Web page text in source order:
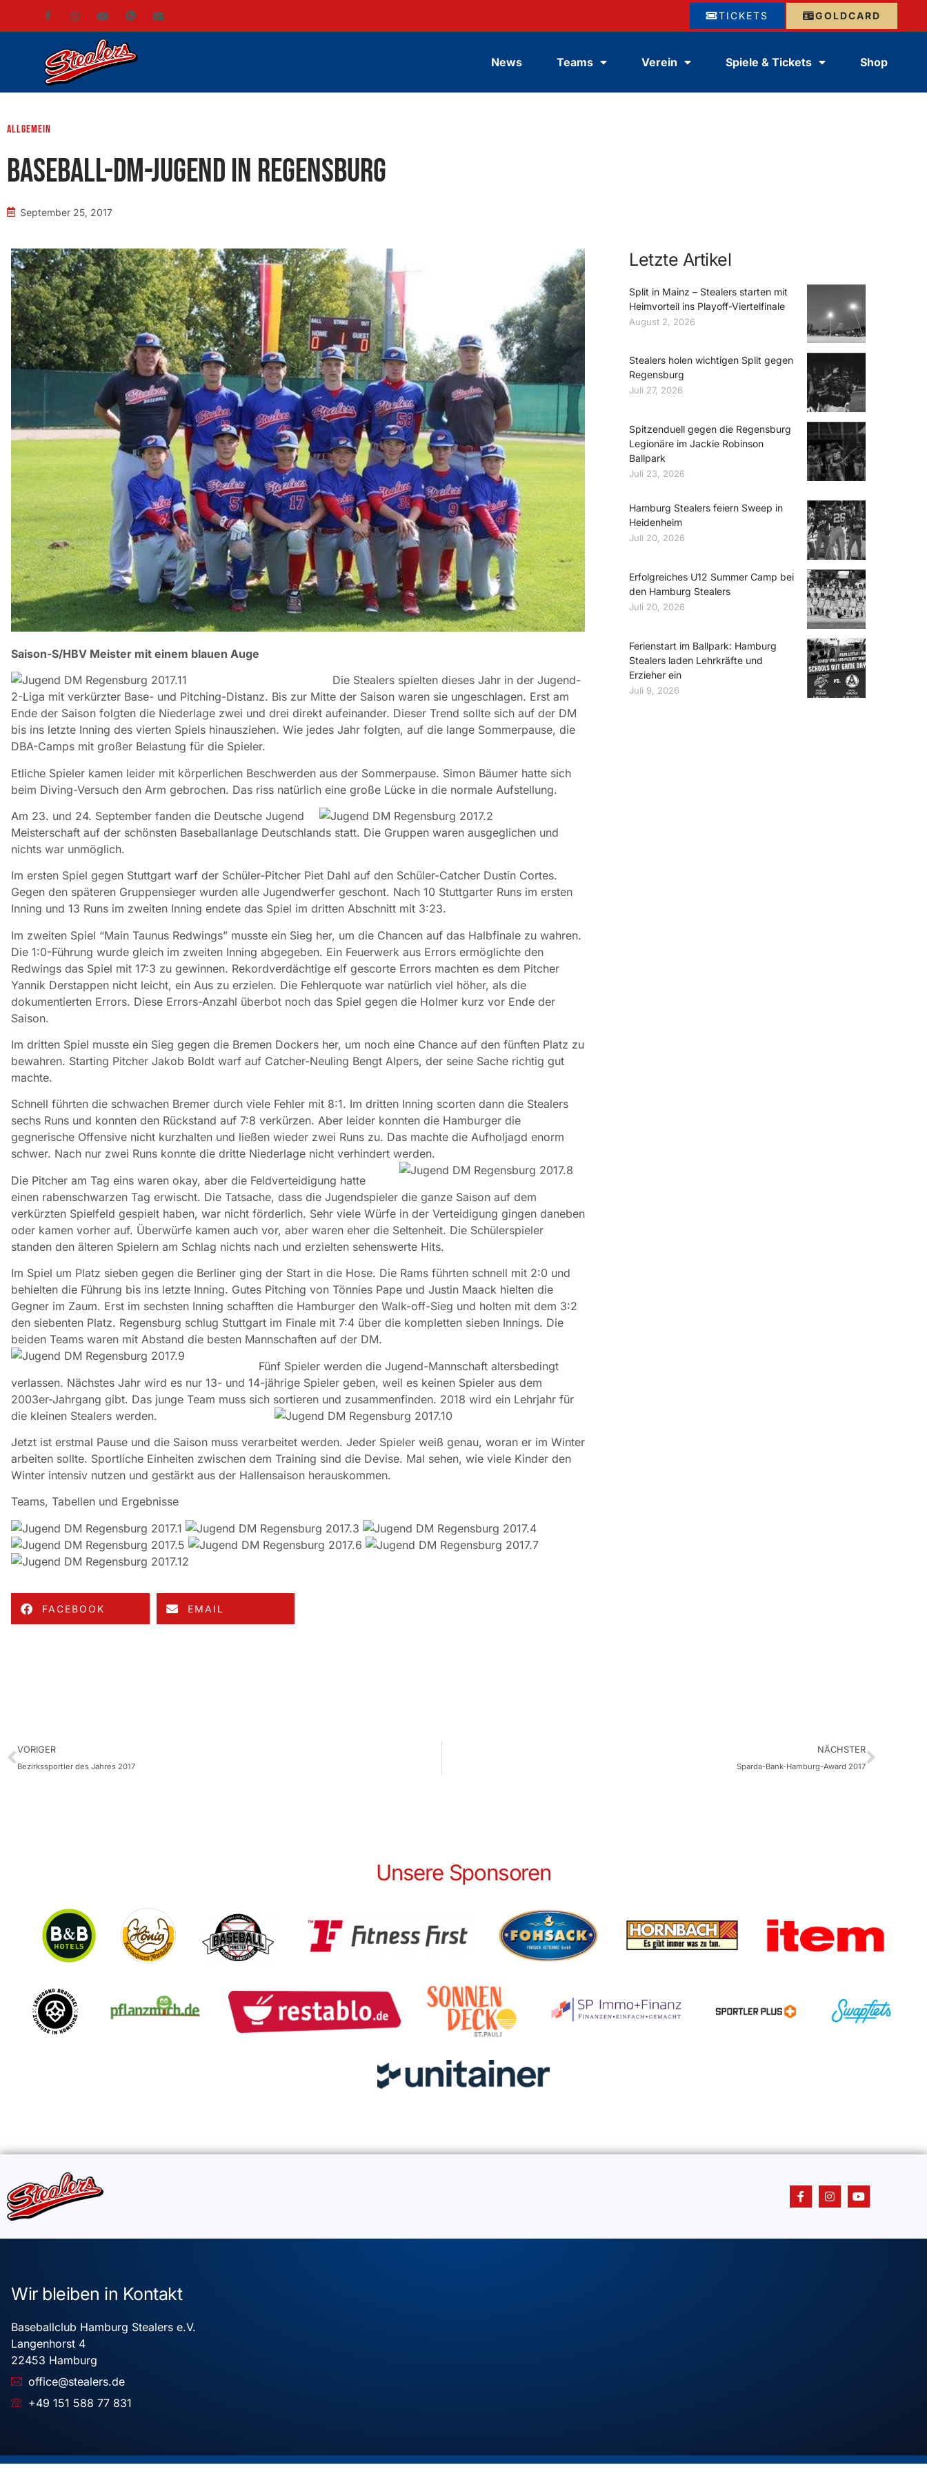
GOLDCARD
TICKETS
News Teams Verein Spiele & Tickets Shop
Allgemein
Baseball-DM-Jugend in Regensburg
September 25, 2017
Saison-S/HBV Meister mit einem blauen Auge
Die Stealers spielten dieses Jahr in der Jugend-
2-Liga mit verkürzter Base- und Pitching-Distanz. Bis zur Mitte der Saison waren sie ungeschlagen. Erst am
Ende der Saison folgten die Niederlage zwei und drei direkt aufeinander. Dieser Trend sollte sich auf der DM
bis ins letzte Inning des vierten Spiels hinausziehen. Wie jedes Jahr folgten, auf die lange Sommerpause, die
DBA-Camps mit großer Belastung für die Spieler.
Etliche Spieler kamen leider mit körperlichen Beschwerden aus der Sommerpause. Simon Bäumer hatte sich
beim Diving-Versuch den Arm gebrochen. Das riss natürlich eine große Lücke in die normale Aufstellung.
Am 23. und 24. September fanden die Deutsche Jugend
Meisterschaft auf der schönsten Baseballanlage Deutschlands statt. Die Gruppen waren ausgeglichen und
nichts war unmöglich.
Im ersten Spiel gegen Stuttgart warf der Schüler-Pitcher Piet Dahl auf den Schüler-Catcher Dustin Cortes.
Gegen den späteren Gruppensieger wurden alle Jugendwerfer geschont. Nach 10 Stuttgarter Runs im ersten
Inning und 13 Runs im zweiten Inning endete das Spiel im dritten Abschnitt mit 3:23.
Im zweiten Spiel “Main Taunus Redwings” musste ein Sieg her, um die Chancen auf das Halbfinale zu wahren.
Die 1:0-Führung wurde gleich im zweiten Inning abgegeben. Ein Feuerwerk aus Errors ermöglichte den
Redwings das Spiel mit 17:3 zu gewinnen. Rekordverdächtige elf gescorte Errors machten es dem Pitcher
Yannik Derstappen nicht leicht, ein Aus zu erzielen. Die Fehlerquote war natürlich viel höher, als die
dokumentierten Errors. Diese Errors-Anzahl überbot noch das Spiel gegen die Holmer kurz vor Ende der
Saison.
Im dritten Spiel musste ein Sieg gegen die Bremen Dockers her, um noch eine Chance auf den fünften Platz zu
bewahren. Starting Pitcher Jakob Boldt warf auf Catcher-Neuling Bengt Alpers, der seine Sache richtig gut
machte.
Schnell führten die schwachen Bremer durch viele Fehler mit 8:1. Im dritten Inning scorten dann die Stealers
sechs Runs und konnten den Rückstand auf 7:8 verkürzen. Aber leider konnten die Hamburger die
gegnerische Offensive nicht kurzhalten und ließen wieder zwei Runs zu. Das machte die Aufholjagd enorm
schwer. Nach nur zwei Runs konnte die dritte Niederlage nicht verhindert werden.
Die Pitcher am Tag eins waren okay, aber die Feldverteidigung hatte
einen rabenschwarzen Tag erwischt. Die Tatsache, dass die Jugendspieler die ganze Saison auf dem
verkürzten Spielfeld gespielt haben, war nicht förderlich. Sehr viele Würfe in der Verteidigung gingen daneben
oder kamen vorher auf. Überwürfe kamen auch vor, aber waren eher die Seltenheit. Die Schülerspieler
standen den älteren Spielern am Schlag nichts nach und erzielten sehenswerte Hits.
Im Spiel um Platz sieben gegen die Berliner ging der Start in die Hose. Die Rams führten schnell mit 2:0 und
behielten die Führung bis ins letzte Inning. Gutes Pitching von Tönnies Pape und Justin Maack hielten die
Gegner im Zaum. Erst im sechsten Inning schafften die Hamburger den Walk-off-Sieg und holten mit dem 3:2
den siebenten Platz. Regensburg schlug Stuttgart im Finale mit 7:4 über die kompletten sieben Innings. Die
beiden Teams waren mit Abstand die besten Mannschaften auf der DM.
Fünf Spieler werden die Jugend-Mannschaft altersbedingt
verlassen. Nächstes Jahr wird es nur 13- und 14-jährige Spieler geben, weil es keinen Spieler aus dem
2003er-Jahrgang gibt. Das junge Team muss sich sortieren und zusammenfinden. 2018 wird ein Lehrjahr für
die kleinen Stealers werden.
Jetzt ist erstmal Pause und die Saison muss verarbeitet werden. Jeder Spieler weiß genau, woran er im Winter
arbeiten sollte. Sportliche Einheiten zwischen dem Training sind die Devise. Mal sehen, wie viele Kinder den
Winter intensiv nutzen und gestärkt aus der Hallensaison herauskommen.
Teams, Tabellen und Ergebnisse
FACEBOOK EMAIL
Letzte Artikel
Split in Mainz – Stealers starten mit
Heimvorteil ins Playoff-Viertelfinale
August 2, 2026
Stealers holen wichtigen Split gegen
Regensburg
Juli 27, 2026
Spitzenduell gegen die Regensburg
Legionäre im Jackie Robinson
Ballpark
Juli 23, 2026
Hamburg Stealers feiern Sweep in
Heidenheim
Juli 20, 2026
Erfolgreiches U12 Summer Camp bei
den Hamburg Stealers
Juli 20, 2026
Ferienstart im Ballpark: Hamburg
Stealers laden Lehrkräfte und
Erzieher ein
Juli 9, 2026
VORIGER
Bezirkssportler des Jahres 2017
NÄCHSTER
Sparda-Bank-Hamburg-Award 2017
Unsere Sponsoren
Wir bleiben in Kontakt
Baseballclub Hamburg Stealers e.V.
Langenhorst 4
22453 Hamburg
office@stealers.de
+49 151 588 77 831